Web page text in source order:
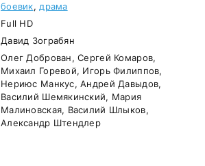
боевик, драма
Full HD
Давид Зограбян
Олег Доброван, Сергей Комаров,
Михаил Горевой, Игорь Филиппов,
Нериюс Манкус, Андрей Давыдов,
Василий Шемякинский, Мария
Малиновская, Василий Шлыков,
Александр Штендлер